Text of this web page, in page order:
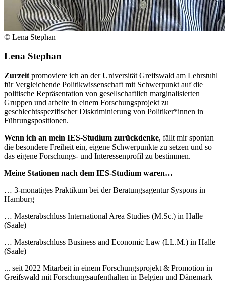
© Lena Stephan
Lena Stephan
Zurzeit promoviere ich an der Universität Greifswald am Lehrstuhl
für Vergleichende Politikwissenschaft mit Schwerpunkt auf die
politische Repräsentation von gesellschaftlich marginalisierten
Gruppen und arbeite in einem Forschungsprojekt zu
geschlechtsspezifischer Diskriminierung von Politiker*innen in
Führungspositionen.
Wenn ich an mein IES-Studium zurückdenke, fällt mir spontan
die besondere Freiheit ein, eigene Schwerpunkte zu setzen und so
das eigene Forschungs- und Interessenprofil zu bestimmen.
Meine Stationen nach dem IES-Studium waren…
… 3-monatiges Praktikum bei der Beratungsagentur Syspons in
Hamburg
… Masterabschluss International Area Studies (M.Sc.) in Halle
(Saale)
… Masterabschluss Business and Economic Law (LL.M.) in Halle
(Saale)
... seit 2022 Mitarbeit in einem Forschungsprojekt & Promotion in
Greifswald mit Forschungsaufenthalten in Belgien und Dänemark